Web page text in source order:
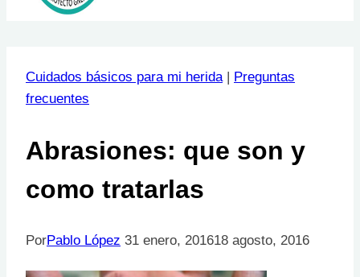
Cuidados básicos para mi herida|
Preguntas
frecuentes
Abrasiones: que son y
como tratarlas
PorPablo López 31 enero, 201618 agosto, 2016